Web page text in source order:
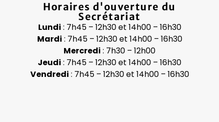
Horaires d'ouverture du
Secrétariat
Lundi : 7h45 – 12h30 et 14h00 – 16h30
Mardi : 7h45 – 12h30 et 14h00 – 16h30
Mercredi : 7h30 – 12h00
Jeudi : 7h45 – 12h30 et 14h00 – 16h30
Vendredi : 7h45 – 12h30 et 14h00 – 16h30